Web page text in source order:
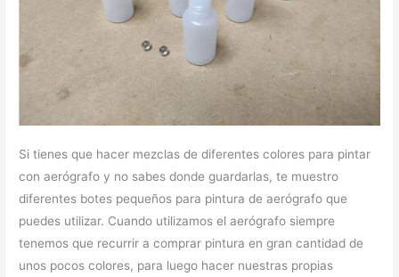
Si tienes que hacer mezclas de diferentes colores para pintar
con aerógrafo y no sabes donde guardarlas, te muestro
diferentes botes pequeños para pintura de aerógrafo que
puedes utilizar. Cuando utilizamos el aerógrafo siempre
tenemos que recurrir a comprar pintura en gran cantidad de
unos pocos colores, para luego hacer nuestras propias